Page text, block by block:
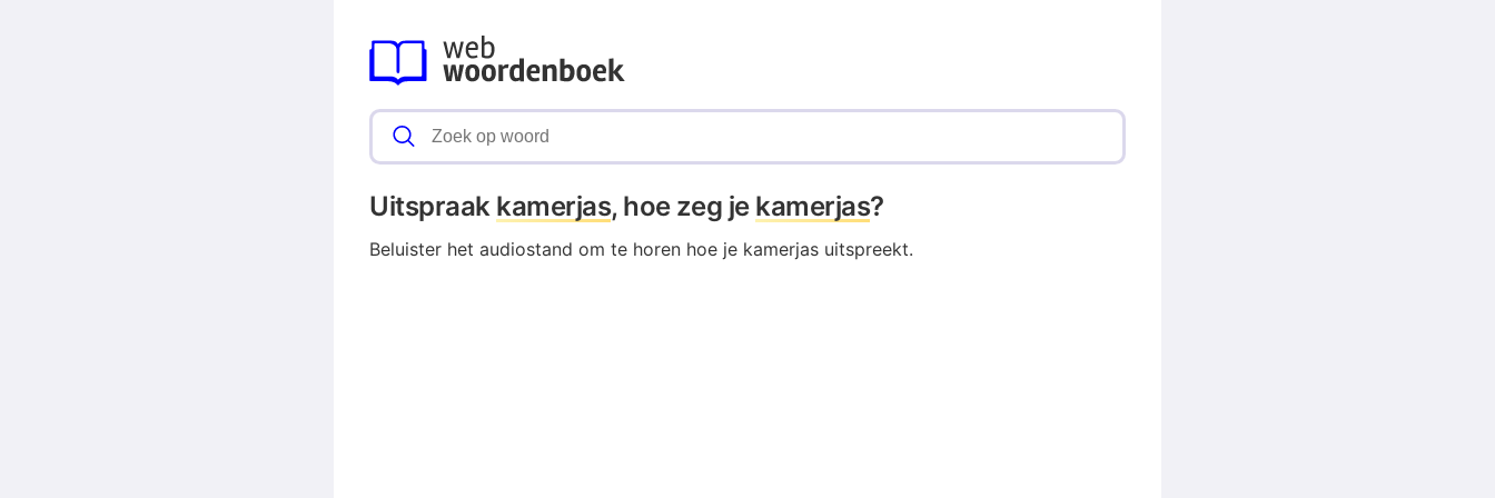
Uitspraak kamerjas, hoe zeg je kamerjas?
Beluister het audiostand om te horen hoe je kamerjas uitspreekt.